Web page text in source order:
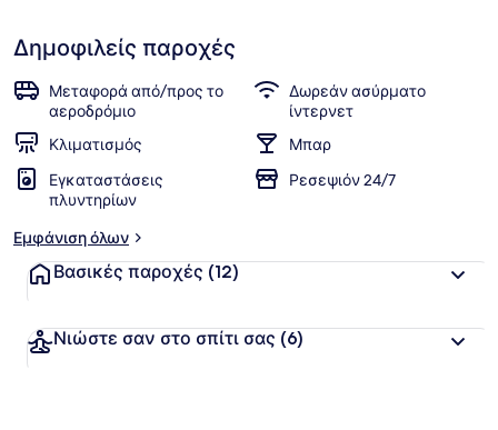
Δημοφιλείς παροχές
Μεταφορά από/προς το
αεροδρόμιο
Δωρεάν ασύρματο
ίντερνετ
Κλιματισμός
Μπαρ
Εγκαταστάσεις
πλυντηρίων
Ρεσεψιόν 24/7
Εμφάνιση όλων
Βασικές παροχές (12)
Νιώστε σαν στο σπίτι σας (6)